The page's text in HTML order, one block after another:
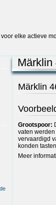
elke actieve
Märklin
Märklin
Grootspoor:
vaten
vervaardigd
konden
Meer